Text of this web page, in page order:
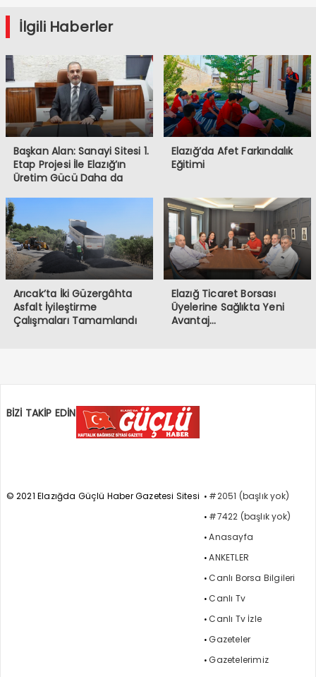
İlgili Haberler
Başkan Alan: Sanayi Sitesi 1.
Etap Projesi İle Elazığ’ın
Üretim Gücü Daha da
Elazığ’da Afet Farkındalık
Eğitimi
Arıcak’ta İki Güzergâhta
Asfalt İyileştirme
Çalışmaları Tamamlandı
Elazığ Ticaret Borsası
Üyelerine Sağlıkta Yeni
Avantaj…
BİZİ TAKİP EDİN
© 2021 Elazığda Güçlü Haber Gazetesi Sitesi
#2051 (başlık yok)
#7422 (başlık yok)
Anasayfa
ANKETLER
Canlı Borsa Bilgileri
Canlı Tv
Canlı Tv İzle
Gazeteler
Gazetelerimiz